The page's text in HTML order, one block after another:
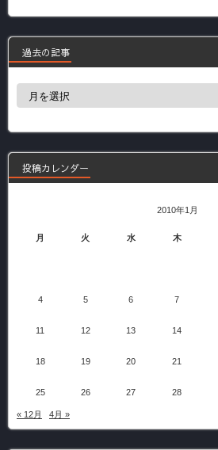
過去の記事
過
事
投稿カレンダー
2010年1月
月 火 水 木
4 5 6 7
11 12 13 14
18 19 20 21
25 26 27 28
« 12月 4月 »